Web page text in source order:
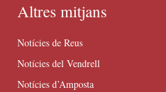
Altres mitjans
Notícies de Reus
Notícies del Vendrell
Notícies d’Amposta